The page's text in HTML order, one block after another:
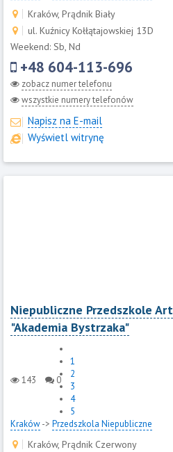
Kraków, Prądnik Biały
ul. Kuźnicy Kołłątajowskiej 13D
Weekend: Sb, Nd
+48 604-113-696
zobacz numer telefonu
wszystkie numery telefonów
Napisz na E-mail
Wyświetl witrynę
Niepubliczne Przedszkole
"Akademia Bystrzaka"
143 0
1
2
3
4
5
Kraków-> Przedszkola Niepubliczne
Kraków, Prądnik Czerwony